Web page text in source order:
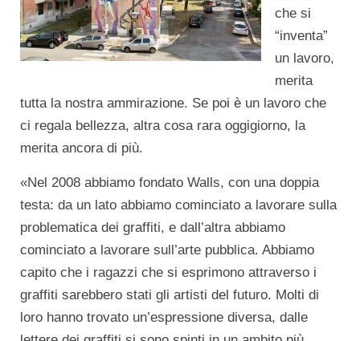
che si
“inventa”
un lavoro,
merita
tutta la nostra ammirazione. Se poi è un lavoro che
ci regala bellezza, altra cosa rara oggigiorno, la
merita ancora di più.
«Nel 2008 abbiamo fondato Walls, con una doppia
testa: da un lato abbiamo cominciato a lavorare sulla
problematica dei graffiti, e dall’altra abbiamo
cominciato a lavorare sull’arte pubblica. Abbiamo
capito che i ragazzi che si esprimono attraverso i
graffiti sarebbero stati gli artisti del futuro. Molti di
loro hanno trovato un’espressione diversa, dalle